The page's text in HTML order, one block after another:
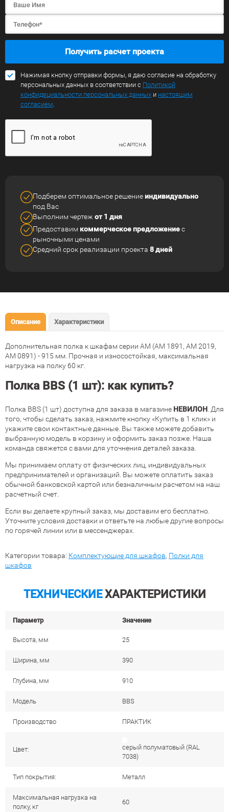
Получить расчет проекта
Нажимая кнопку отправки формы, я даю согласие на обработку
персональных данных в соответствии с Политикой
конфидециальности персональных данных и настоящим
согласием
Подберем оптимальное решение индивидуально
под Вас
Выполним чертеж от 1 дня
Предоставим коммерческое предложениес
рыночными ценами
Средний срок реализации проекта 8 дней
Описание Характеристики
Дополнительная полка к шкафам серии AM (АМ 1891, АМ 2019,
АМ 0891) - 915 мм. Прочная и износостойкая, максимальная
нагрузка на полку 60 кг.
Полка BBS (1 шт): как купить?
Полка BBS (1 шт) доступна для заказа в магазине НЕВИЛОН . Для
того, чтобы сделать заказ, нажмите кнопку «Купить в 1 клик» и
укажите свои контактные данные. Вы также можете добавить
выбранную модель в корзину и оформить заказ позже. Наша
команда свяжется с вами для уточнения деталей заказа.
Мы принимаем оплату от физических лиц, индивидуальных
предпринимателей и организаций. Вы можете оплатить заказ
обычной банковской картой или безналичным расчетом на наш
расчетный счет.
Если вы делаете крупный заказ, мы доставим его бесплатно.
Уточните условия доставки и ответьте на любые другие вопросы
по горячей линии или в мессенджерах.
Категории товара: Комплектующие для шкафов, Полки для
шкафов
ТЕХНИЧЕСКИЕХАРАКТЕРИСТИКИ
Параметр Значение
Высота, мм 25
Ширина, мм 390
Глубина, мм 910
Модель BBS
Производство ПРАКТИК
Цвет:
cерый полуматовый (RAL
7038)
Тип покрытия: Металл
Максимальная нагрузка на
полку, кг
60